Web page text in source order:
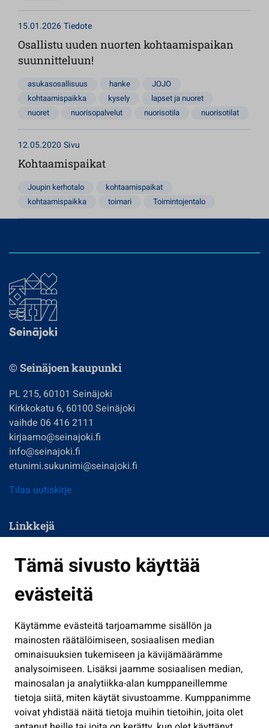
Tämä sivusto käyttää
evästeitä
Käytämme evästeitä tarjoamamme sisällön ja
mainosten räätälöimiseen, sosiaalisen median
ominaisuuksien tukemiseen ja kävijämäärämme
analysoimiseen. Lisäksi jaamme sosiaalisen median,
mainosalan ja analytiikka-alan kumppaneillemme
tietoja siitä, miten käytät sivustoamme. Kumppanimme
voivat yhdistää näitä tietoja muihin tietoihin, joita olet
15.01.2026Tiedote
Osallistu uuden nuorten kohtaamispaikan
suunnitteluun!
asukasosallisuus hanke
JOJO
kohtaamispaikka
kysely
lapset ja nuoret
nuoret
nuorisopalvelut nuorisotila nuorisotilat
12.05.2020 Sivu
Kohtaamispaikat
Joupin kerhotalo
kohtaamispaikat
kohtaamispaikka
toimari Toimintojentalo
© Seinäjoen kaupunki
PL 215, 60101 Seinäjoki
Kirkkokatu 6, 60100 Seinäjoki
vaihde 06 416 2111
kirjaamo@seinajoki.fi
info@seinajoki.fi
etunimi.sukunimi@seinajoki.fi
Tilaa uutiskirje
Linkkejä
Kasvatus ja opetus
Kulttuuri ja liikunta
Työ ja yrittäminen
Osallistu ja asioi
Näytä omat evästeasetukseni
Seuraa meitä